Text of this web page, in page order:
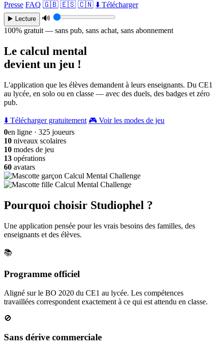
Presse FAQ 🇬🇧 🇪🇸 🇨🇳 ⬇️ Télécharger
▶️ Lecture
🔊
100% gratuit — sans pub, sans achat, sans abonnement
Le calcul mental
devient un jeu !
L'application que les élèves demandent à leurs enseignants. Du CE1
au lycée, en solo ou en classe — avec des duels, des badges et zéro
pub.
⬇️ Télécharger gratuitement 🎮 Voir les modes de jeu
0en ligne · 325 joueurs
10 niveaux scolaires
10 modes de jeu
13 opérations
60 avatars
Pourquoi choisir Studiophel ?
Une application pensée pour les vrais besoins des familles, des
enseignants et des élèves.
📚
Programme officiel
Aligné sur le BO 2020 du CE1 au lycée. Les compétences
travaillées correspondent exactement à ce qui est attendu en classe.
🚫
Sans dérive commerciale